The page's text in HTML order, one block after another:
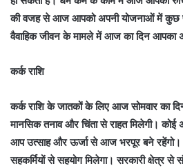
की वजह से आज आपको अपनी योजनाओं में कुछ
वैवाहिक जीवन के मामले में आज का दिन आपका
कर्क राशि
कर्क राशि के जातकों के लिए आज सोमवार का
मानसिक तनाव और चिंता से राहत मिलेगी।
आप उत्साह और ऊर्जा से आज भरपूर बने
सहकर्मियों से सहयोग मिलेगा। सरकारी क्षेत्र